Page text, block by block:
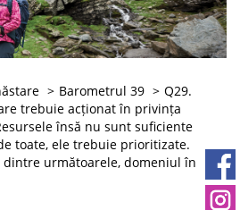
Barometrul 39
Q29.
trebuie acționat în privința
însă nu sunt suficiente
toate, ele trebuie prioritizate.
dintre următoarele, domeniul în